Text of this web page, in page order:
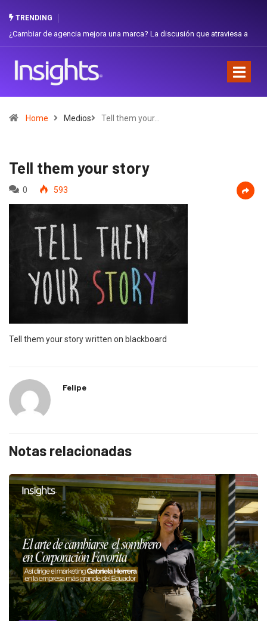
TRENDING
¿Cambiar de agencia mejora una marca? La discusión que atraviesa a
Home Medios Tell them your…
Tell them your story
0 593
Tell them your story written on blackboard
Felipe
Notas relacionadas